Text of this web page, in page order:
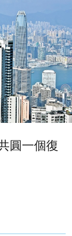
圓一個復